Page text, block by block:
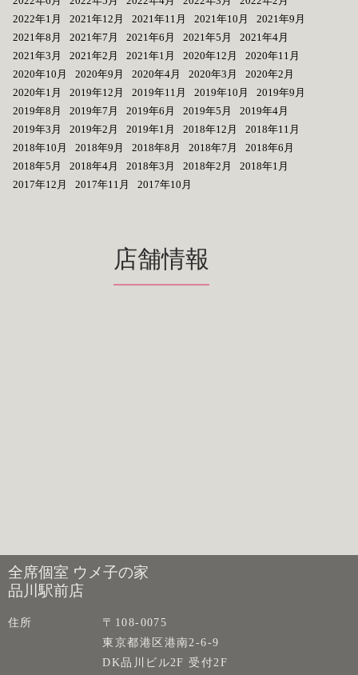
2022年1月
2021年12月 2021年11月 2021年10月
2021年9月
2021年8月
2021年7月 2021年6月 2021年5月
2021年4月
2021年3月
2021年2月 2021年1月 2020年12月
2020年11月
2020年10月
2020年9月 2020年4月 2020年3月
2020年2月
2020年1月
2019年12月 2019年11月 2019年10月
2019年9月
2019年8月
2019年7月 2019年6月 2019年5月
2019年4月
2019年3月
2019年2月 2019年1月 2018年12月
2018年11月
2018年10月
2018年9月 2018年8月 2018年7月
2018年6月
2018年5月
2018年4月 2018年3月 2018年2月
2018年1月
2017年12月
2017年11月 2017年10月
店舗情報
全席個室 ウメ子の家
品川駅前店
住所
〒108-0075
東京都港区港南2-6-9
DK品川ビル2F 受付2F